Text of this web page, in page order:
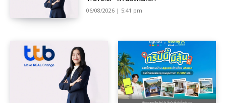
06/08/2026 | 5:41 pm